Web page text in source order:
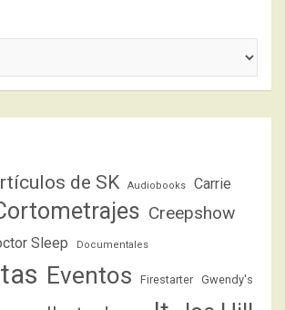
de SK Audiobooks Carrie
Creepshow
Sleep Documentales
Eventos Firestarter Gwendy's